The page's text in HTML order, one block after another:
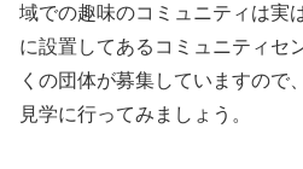
域での趣味のコミュニティは実
に設置してあるコミュニティセ
くの団体が募集していますので
見学に行ってみましょう。